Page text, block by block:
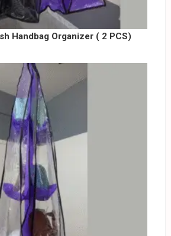
Handbag Organizer ( 2 PCS)